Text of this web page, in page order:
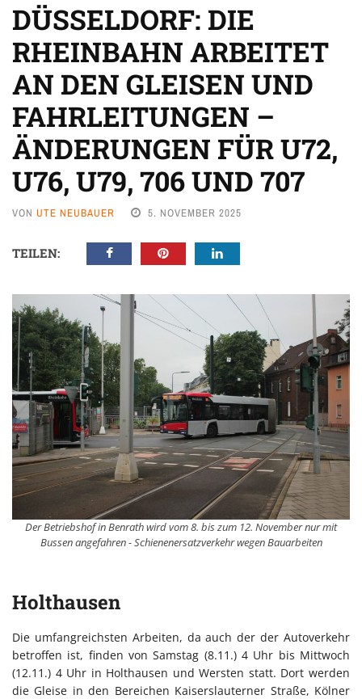
DÜSSELDORF: DIE
RHEINBAHN ARBEITET
AN DEN GLEISEN UND
FAHRLEITUNGEN –
ÄNDERUNGEN FÜR U72,
U76, U79, 706 UND 707
VON UTE NEUBAUER 5. NOVEMBER 2025
TEILEN:
Der Betriebshof in Benrath wird vom 8. bis zum 12. November nur mit
Bussen angefahren - Schienenersatzverkehr wegen Bauarbeiten
Holthausen
Die umfangreichsten Arbeiten, da auch der der Autoverkehr
betroffen ist, finden von Samstag (8.11.) 4 Uhr bis Mittwoch
(12.11.) 4 Uhr in Holthausen und Wersten statt. Dort werden
die Gleise in den Bereichen Kaiserslauterner Straße, Kölner